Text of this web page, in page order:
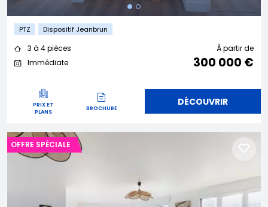
PTZ Dispositif Jeanbrun
3 à 4 pièces
Immédiate
À partir de
300 000 €
PRIX ET
PLANS
BROCHURE
DÉCOUVRIR
OFFRE SPÉCIALE